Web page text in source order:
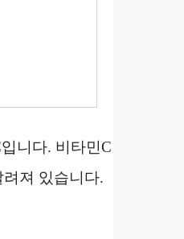
니다. 비타민C
져 있습니다.